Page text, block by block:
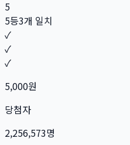
5
5등3개 일치
✓
✓
✓
5,000원
당첨자
2,256,573명